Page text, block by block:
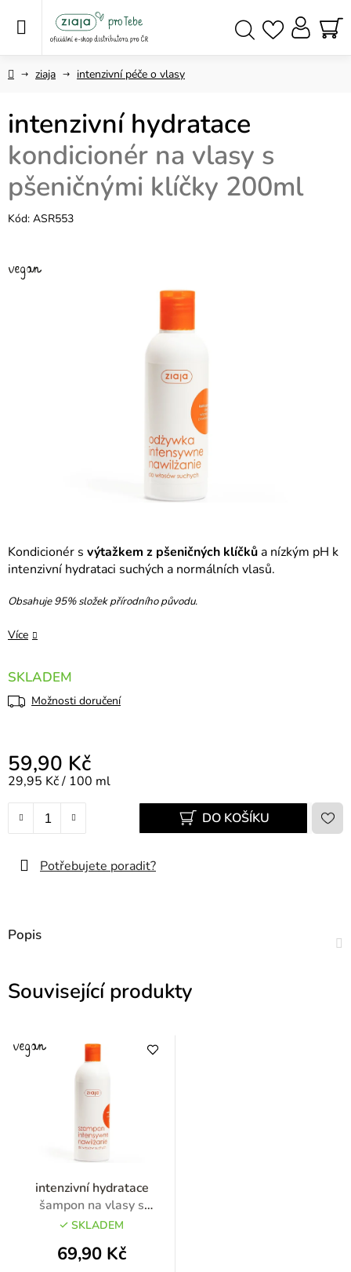
Domůziaja intenzivní péče o vlasy
Kondicionér s výtažkem z pšeničných klíčkůa nízkým pH k
intenzivní hydrataci suchých a normálních vlasů.
Obsahuje 95% složek přírodního původu.
Více
SKLADEM
Možnosti doručení
59,90 Kč
Měrná cena:
29,95 Kč / 100 ml
DO KOŠÍKU
Potřebujete poradit?
intenzivní hydratace
kondicionér na vlasy s
pšeničnými klíčky 200ml
Kód: ASR553
Popis
Související produkty
intenzivní hydratace
šampon na vlasy s
pšeničnými klíčky 400ml
SKLADEM
69,90 Kč